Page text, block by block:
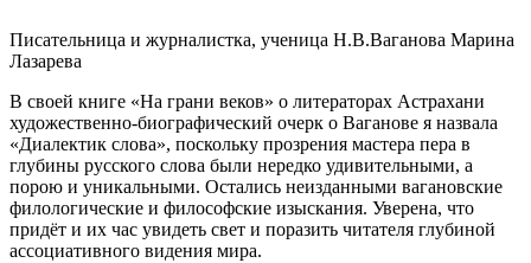
Писательница и журналистка, ученица Н.В.Ваганова Марина
Лазарева
В своей книге «На грани веков» о литераторах Астрахани
художественно-биографический очерк о Ваганове я назвала
«Диалектик слова», поскольку прозрения мастера пера в
глубины русского слова были нередко удивительными, а
порою и уникальными. Остались неизданными вагановские
филологические и философские изыскания. Уверена, что
придёт и их час увидеть свет и поразить читателя глубиной
ассоциативного видения мира.